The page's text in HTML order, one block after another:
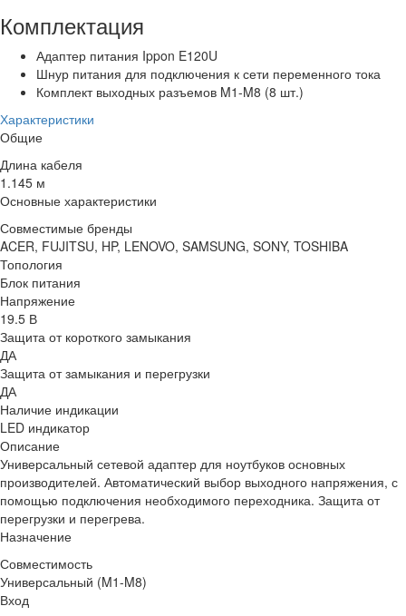
Комплектация
Адаптер питания Ippon E120U
Шнур питания для подключения к сети переменного тока
Комплект выходных разъемов M1-M8 (8 шт.)
Характеристики
Общие
Длина кабеля
1.145 м
Основные характеристики
Совместимые бренды
ACER, FUJITSU, HP, LENOVO, SAMSUNG, SONY, TOSHIBA
Топология
Блок питания
Напряжение
19.5 В
Защита от короткого замыкания
ДА
Защита от замыкания и перегрузки
ДА
Наличие индикации
LED индикатор
Описание
Универсальный сетевой адаптер для ноутбуков основных
производителей. Автоматический выбор выходного напряжения, с
помощью подключения необходимого переходника. Защита от
перегрузки и перегрева.
Назначение
Совместимость
Универсальный (M1-M8)
Вход